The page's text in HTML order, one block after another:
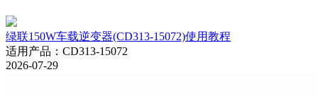
绿联150W车载逆变器(CD313-15072)使用教程
适用产品 ： CD313-15072
2026-07-29